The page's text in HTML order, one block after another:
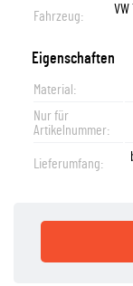
Fahrzeug:
Eigenschaften
Material:
Nur für
Artikelnummer:
Lieferumfang: